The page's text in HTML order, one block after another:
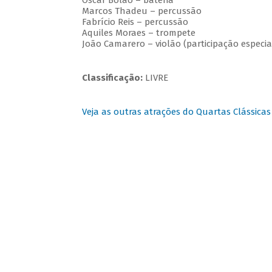
Marcos Thadeu – percussão
Fabrício Reis – percussão
Aquiles Moraes – trompete
João Camarero – violão (participação
Classificação:LIVRE
Veja as outras atrações do Quartas Clássicas